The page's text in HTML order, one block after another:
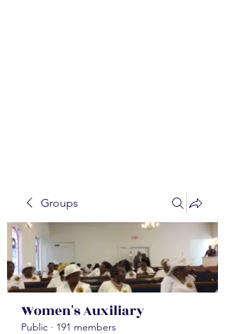
Groups
Women's Auxiliary
Public · 191 members